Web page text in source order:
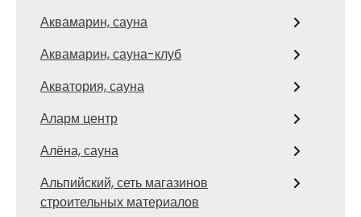
Аквамарин, сауна
Аквамарин, сауна-клуб
Акватория, сауна
Аларм центр
Алёна, сауна
Альпийский, сеть магазинов
строительных материалов